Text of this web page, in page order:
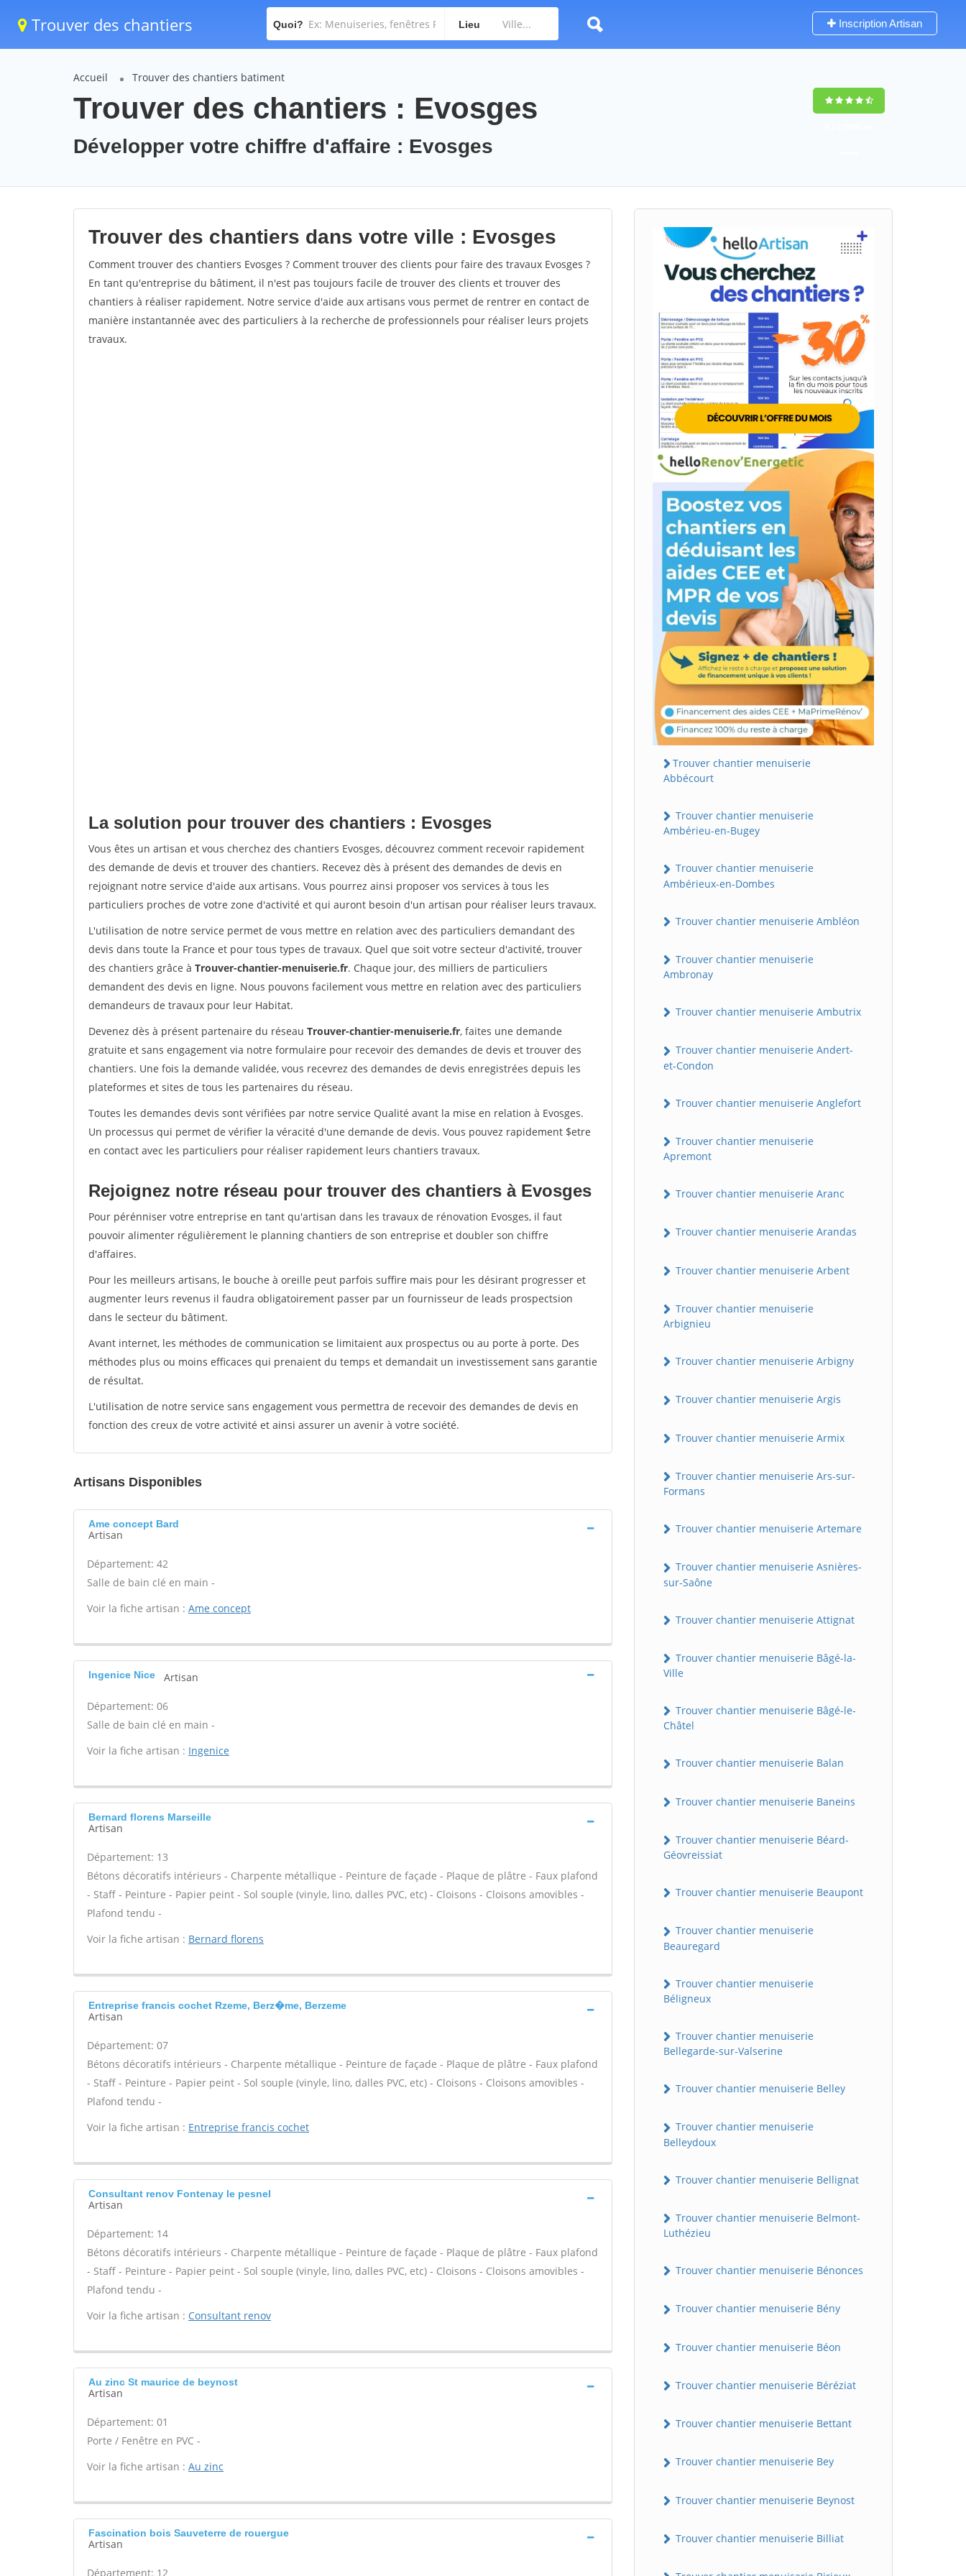
Trouver des chantiers Quoi? Lieu Inscription Artisan
Accueil Trouver des chantiers batiment
Trouver des chantiers : Evosges
Développer votre chiffre d'affaire : Evosges
Trouver des chantiers dans votre ville : Evosges
Comment trouver des chantiers Evosges ? Comment trouver des clients pour faire des travaux Evosges ?
En tant qu'entreprise du bâtiment, il n'est pas toujours facile de trouver des clients et trouver des
chantiers à réaliser rapidement. Notre service d'aide aux artisans vous permet de rentrer en contact de
manière instantannée avec des particuliers à la recherche de professionnels pour réaliser leurs projets
travaux.
La solution pour trouver des chantiers : Evosges
Vous êtes un artisan et vous cherchez des chantiers Evosges, découvrez comment recevoir rapidement
des demande de devis et trouver des chantiers. Recevez dès à présent des demandes de devis en
rejoignant notre service d'aide aux artisans. Vous pourrez ainsi proposer vos services à tous les
particuliers proches de votre zone d'activité et qui auront besoin d'un artisan pour réaliser leurs travaux.
L'utilisation de notre service permet de vous mettre en relation avec des particuliers demandant des
devis dans toute la France et pour tous types de travaux. Quel que soit votre secteur d'activité, trouver
des chantiers grâce à Trouver-chantier-menuiserie.fr. Chaque jour, des milliers de particuliers
demandent des devis en ligne. Nous pouvons facilement vous mettre en relation avec des particuliers
demandeurs de travaux pour leur Habitat.
Devenez dès à présent partenaire du réseau Trouver-chantier-menuiserie.fr, faites une demande
gratuite et sans engagement via notre formulaire pour recevoir des demandes de devis et trouver des
chantiers. Une fois la demande validée, vous recevrez des demandes de devis enregistrées depuis les
plateformes et sites de tous les partenaires du réseau.
Toutes les demandes devis sont vérifiées par notre service Qualité avant la mise en relation à Evosges.
Un processus qui permet de vérifier la véracité d'une demande de devis. Vous pouvez rapidement $etre
en contact avec les particuliers pour réaliser rapidement leurs chantiers travaux.
Rejoignez notre réseau pour trouver des chantiers à Evosges
Pour pérénniser votre entreprise en tant qu'artisan dans les travaux de rénovation Evosges, il faut
pouvoir alimenter régulièrement le planning chantiers de son entreprise et doubler son chiffre
d'affaires.
Pour les meilleurs artisans, le bouche à oreille peut parfois suffire mais pour les désirant progresser et
augmenter leurs revenus il faudra obligatoirement passer par un fournisseur de leads prospectsion
dans le secteur du bâtiment.
Avant internet, les méthodes de communication se limitaient aux prospectus ou au porte à porte. Des
méthodes plus ou moins efficaces qui prenaient du temps et demandait un investissement sans garantie
de résultat.
L'utilisation de notre service sans engagement vous permettra de recevoir des demandes de devis en
fonction des creux de votre activité et ainsi assurer un avenir à votre société.
Artisans Disponibles
Ame concept Bard
Artisan
Département: 42
Salle de bain clé en main -
Voir la fiche artisan : Ame concept
Ingenice Nice Artisan
Département: 06
Salle de bain clé en main -
Voir la fiche artisan : Ingenice
Bernard florens Marseille
Artisan
Département: 13
Bétons décoratifs intérieurs - Charpente métallique - Peinture de façade - Plaque de plâtre - Faux plafond
- Staff - Peinture - Papier peint - Sol souple (vinyle, lino, dalles PVC, etc) - Cloisons - Cloisons amovibles -
Plafond tendu -
Voir la fiche artisan : Bernard florens
Entreprise francis cochet Rzeme, Berz�me, Berzeme
Artisan
Département: 07
Bétons décoratifs intérieurs - Charpente métallique - Peinture de façade - Plaque de plâtre - Faux plafond
- Staff - Peinture - Papier peint - Sol souple (vinyle, lino, dalles PVC, etc) - Cloisons - Cloisons amovibles -
Plafond tendu -
Voir la fiche artisan : Entreprise francis cochet
Consultant renov Fontenay le pesnel
Artisan
Département: 14
Bétons décoratifs intérieurs - Charpente métallique - Peinture de façade - Plaque de plâtre - Faux plafond
- Staff - Peinture - Papier peint - Sol souple (vinyle, lino, dalles PVC, etc) - Cloisons - Cloisons amovibles -
Plafond tendu -
Voir la fiche artisan : Consultant renov
Au zinc St maurice de beynost
Artisan
Département: 01
Porte / Fenêtre en PVC -
Voir la fiche artisan : Au zinc
Fascination bois Sauveterre de rouergue
Artisan
Département: 12
Trouver chantier menuiserie
Abbécourt
Trouver chantier menuiserie
Ambérieu-en-Bugey
Trouver chantier menuiserie
Ambérieux-en-Dombes
Trouver chantier menuiserie Ambléon
Trouver chantier menuiserie
Ambronay
Trouver chantier menuiserie Ambutrix
Trouver chantier menuiserie Andert-
et-Condon
Trouver chantier menuiserie Anglefort
Trouver chantier menuiserie
Apremont
Trouver chantier menuiserie Aranc
Trouver chantier menuiserie Arandas
Trouver chantier menuiserie Arbent
Trouver chantier menuiserie
Arbignieu
Trouver chantier menuiserie Arbigny
Trouver chantier menuiserie Argis
Trouver chantier menuiserie Armix
Trouver chantier menuiserie Ars-sur-
Formans
Trouver chantier menuiserie Artemare
Trouver chantier menuiserie Asnières-
sur-Saône
Trouver chantier menuiserie Attignat
Trouver chantier menuiserie Bâgé-la-
Ville
Trouver chantier menuiserie Bâgé-le-
Châtel
Trouver chantier menuiserie Balan
Trouver chantier menuiserie Baneins
Trouver chantier menuiserie Béard-
Géovreissiat
Trouver chantier menuiserie Beaupont
Trouver chantier menuiserie
Beauregard
Trouver chantier menuiserie
Béligneux
Trouver chantier menuiserie
Bellegarde-sur-Valserine
Trouver chantier menuiserie Belley
Trouver chantier menuiserie
Belleydoux
Trouver chantier menuiserie Bellignat
Trouver chantier menuiserie Belmont-
Luthézieu
Trouver chantier menuiserie Bénonces
Trouver chantier menuiserie Bény
Trouver chantier menuiserie Béon
Trouver chantier menuiserie Béréziat
Trouver chantier menuiserie Bettant
Trouver chantier menuiserie Bey
Trouver chantier menuiserie Beynost
Trouver chantier menuiserie Billiat